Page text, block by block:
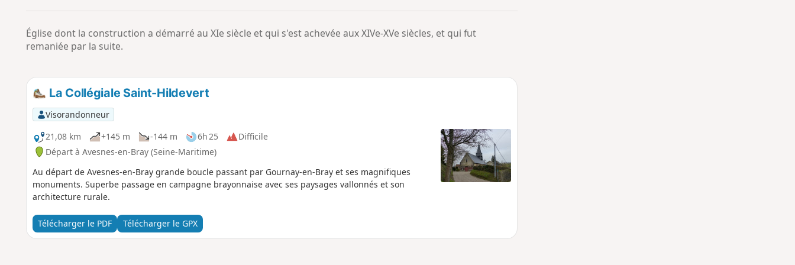
a
p
o
Église dont la construction a démarré au XIe siècle et qui s'est achevée aux XIVe-XVe siècles, et qui fut
remaniée par la suite.
La Collégiale Saint-Hildevert
Visorandonneur
21,08 km
+145 m -144 m 6h 25
Difficile
Départ à Avesnes-en-Bray (Seine-Maritime)
Au départ de Avesnes-en-Bray grande boucle passant par Gournay-en-Bray et ses magnifiques
monuments. Superbe passage en campagne brayonnaise avec ses paysages vallonnés et son
architecture rurale.
Télécharger le PDF Télécharger le GPX